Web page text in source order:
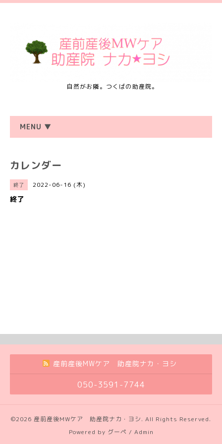
自然がお隣。つくばの助産院。
MENU ▼
カレンダー
終了 2022-06-16 (木)
終了
産前産後MWケア 助産院ナカ・ヨシ
050-3591-7744
©2026 産前産後MWケア 助産院ナカ・ヨシ. All Rights Reserved.
Powered by グーペ / Admin